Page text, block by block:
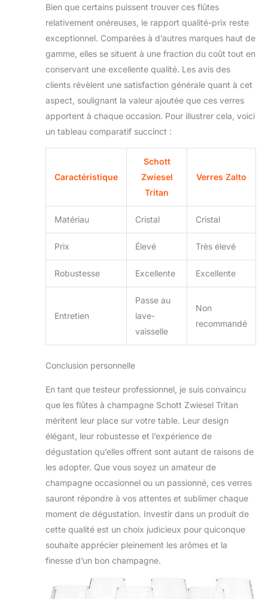
Bien que certains puissent trouver ces flûtes
relativement onéreuses, le rapport qualité-prix reste
exceptionnel. Comparées à d’autres marques haut de
gamme, elles se situent à une fraction du coût tout en
conservant une excellente qualité. Les avis des
clients révèlent une satisfaction générale quant à cet
aspect, soulignant la valeur ajoutée que ces verres
apportent à chaque occasion. Pour illustrer cela, voici
un tableau comparatif succinct :
Caractéristique
Schott
Zwiesel
Tritan
Verres Zalto
Matériau Cristal Cristal
Prix Élevé Très élevé
Robustesse Excellente Excellente
Entretien
Passe au
lave-
vaisselle
Non
recommandé
Conclusion personnelle
En tant que testeur professionnel, je suis convaincu
que les flûtes à champagne Schott Zwiesel Tritan
méritent leur place sur votre table. Leur design
élégant, leur robustesse et l’expérience de
dégustation qu’elles offrent sont autant de raisons de
les adopter. Que vous soyez un amateur de
champagne occasionnel ou un passionné, ces verres
sauront répondre à vos attentes et sublimer chaque
moment de dégustation. Investir dans un produit de
cette qualité est un choix judicieux pour quiconque
souhaite apprécier pleinement les arômes et la
finesse d’un bon champagne.